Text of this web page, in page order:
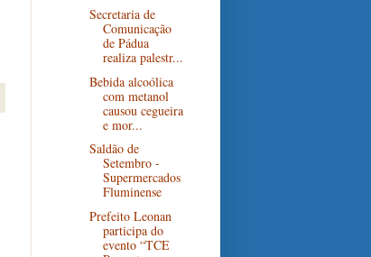
Secretaria de
Comunicação
de Pádua
realiza palestr...
Bebida alcoólica
com metanol
causou cegueira
e mor...
Saldão de
Setembro -
Supermercados
Fluminense
Prefeito Leonan
participa do
evento “TCE